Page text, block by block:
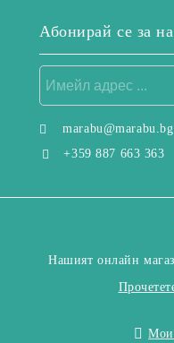
Абонирай се за
marabu@marabu.bg
+359 887 663 363
Нашият онлайн